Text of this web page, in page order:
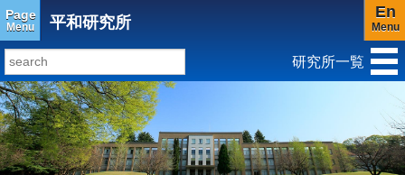
Page
Menu 平和研究所
En
Menu
研究所トップ 教育研究所
キリスト教と文化研究所 アジア文化研究所
研究所一覧